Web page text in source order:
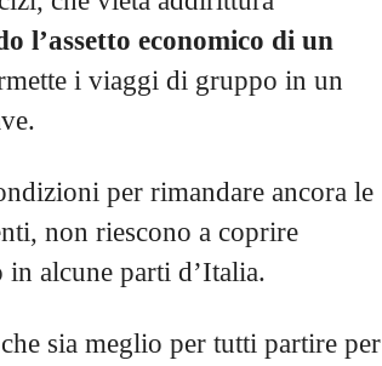
l’assetto economico di un
i viaggi di gruppo in un
per rimandare ancora le
non riescono a coprire
in alcune parti d’Italia.
sia meglio per tutti partire per